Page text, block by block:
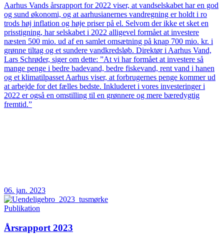
Aarhus Vands årsrapport for 2022 viser, at vandselskabet har en god
og sund økonomi, og at aarhusianernes vandregning er holdt i ro
trods høj inflation og høje priser på el. Selvom der ikke et sket en
prisstigning, har selskabet i 2022 alligevel formået at investere
næsten 500 mio. ud af en samlet omsætning på knap 700 mio. kr. i
grønne tiltag og et sundere vandkredsløb. Direktør i Aarhus Vand,
Lars Schrøder, siger om dette: ”At vi har formået at investere så
mange penge i bedre badevand, bedre fiskevand, rent vand i hanen
og et klimatilpasset Aarhus viser, at forbrugernes penge kommer ud
at arbejde for det fælles bedste. Inkluderet i vores investeringer i
2022 er også en omstilling til en grønnere og mere bæredygtig
fremtid.”
06. jan. 2023
Publikation
Årsrapport 2023